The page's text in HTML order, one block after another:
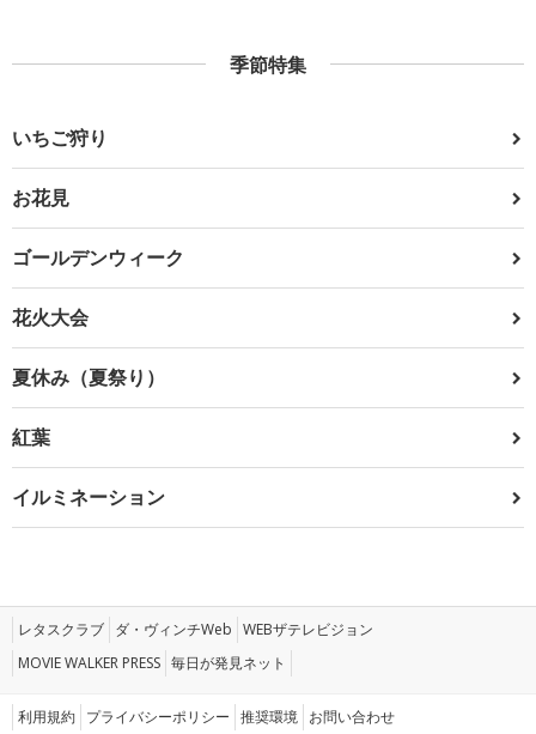
季節特集
いちご狩り
お花見
ゴールデンウィーク
花火大会
夏休み（夏祭り）
紅葉
イルミネーション
レタスクラブ ダ・ヴィンチWeb WEBザテレビジョン
MOVIE WALKER PRESS 毎日が発見ネット
利用規約 プライバシーポリシー 推奨環境 お問い合わせ